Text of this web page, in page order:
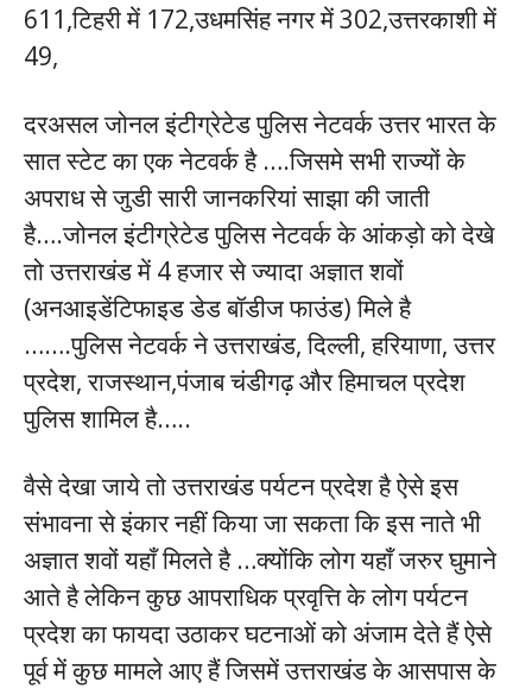
611,टिहरी में 172,उधमसिंह नगर में 302,उत्तरकाशी में
49,
दरअसल जोनल इंटीग्रेटेड पुलिस नेटवर्क उत्तर भारत के
सात स्टेट का एक नेटवर्क है ….जिसमे सभी राज्यों के
अपराध से जुडी सारी जानकरियां साझा की जाती
है….जोनल इंटीग्रेटेड पुलिस नेटवर्क के आंकड़ो को देखे
तो उत्तराखंड में 4 हजार से ज्यादा अज्ञात शवों
(अनआइडेंटिफाइड डेड बॉडीज फाउंड) मिले है
…….पुलिस नेटवर्क ने उत्तराखंड, दिल्ली, हरियाणा, उत्तर
प्रदेश, राजस्थान,पंजाब चंडीगढ़ और हिमाचल प्रदेश
पुलिस शामिल है…..
वैसे देखा जाये तो उत्तराखंड पर्यटन प्रदेश है ऐसे इस
संभावना से इंकार नहीं किया जा सकता कि इस नाते भी
अज्ञात शवों यहाँ मिलते है …क्योंकि लोग यहाँ जरुर घुमाने
आते है लेकिन कुछ आपराधिक प्रवृत्ति के लोग पर्यटन
प्रदेश का फायदा उठाकर घटनाओं को अंजाम देते हैं ऐसे
पूर्व में कुछ मामले आए हैं जिसमें उत्तराखंड के आसपास के